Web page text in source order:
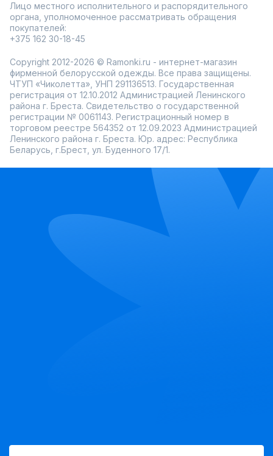
Лицо местного исполнительного и распорядительного
органа, уполномоченное рассматривать обращения
покупателей:
+375 162 30-18-45
Copyright 2012-2026 © Ramonki.ru - интернет-магазин
фирменной белорусской одежды. Все права защищены.
ЧТУП «Чиколетта», УНП 291136513. Государственная
регистрация от 12.10.2012 Администрацией Ленинского
района г. Бреста. Свидетельство о государственной
регистрации № 0061143. Регистрационный номер в
торговом реестре 564352 от 12.09.2023 Администрацией
Ленинского района г. Бреста. Юр. адрес: Республика
Беларусь, г.Брест, ул. Буденного 17/1.